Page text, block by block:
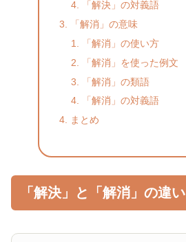
「解決」の対義語
「解消」の意味
「解消」の使い方
「解消」を使った例文
「解消」の類語
「解消」の対義語
まとめ
「解決」と「解消」の違い